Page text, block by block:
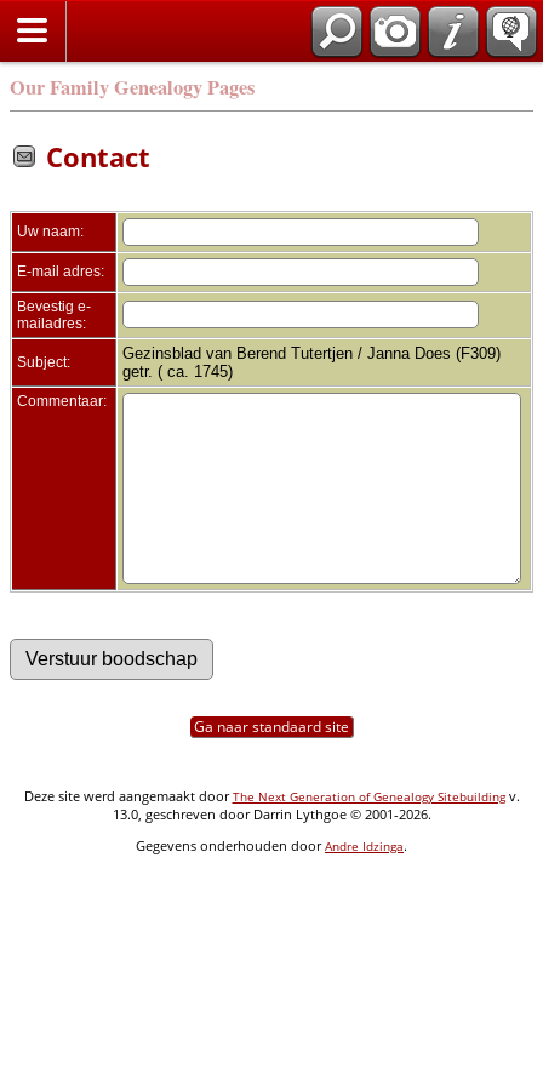
Our Family Genealogy Pages
Contact
Uw naam:
E-mail adres:
Bevestig e-
mailadres:
Subject:
Gezinsblad van Berend Tutertjen / Janna Does (F309)
getr. ( ca. 1745)
Commentaar:
Ga naar standaard site
Deze site werd aangemaakt doorThe Next Generation of Genealogy Sitebuildingv.
13.0, geschreven door Darrin Lythgoe © 2001-2026.
Gegevens onderhouden doorAndre Idzinga.